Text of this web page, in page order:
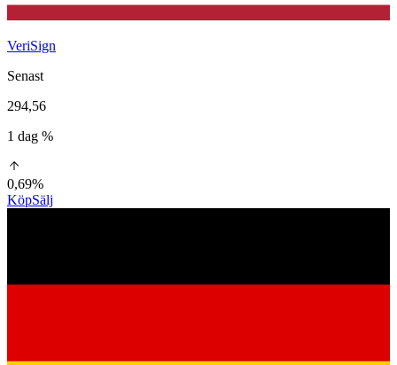
VeriSign
Senast
294,56
1 dag %
0,69%
KöpSälj